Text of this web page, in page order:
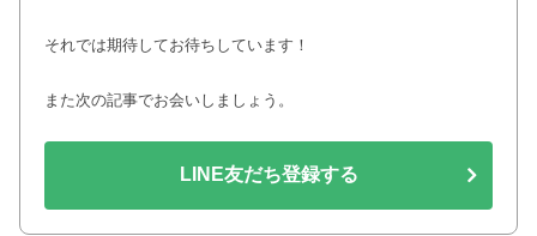
それでは期待してお待ちしています！
また次の記事でお会いしましょう。
LINE友だち登録する